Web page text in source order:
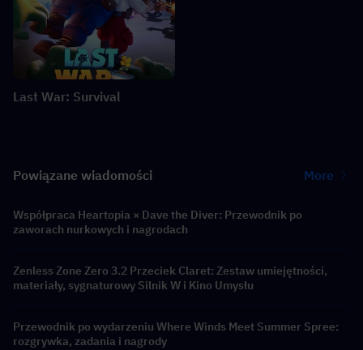
Last War: Survival
Powiązane wiadomości More
Współpraca Heartopia × Dave the Diver: Przewodnik po
zaworach nurkowych i nagrodach
Zenless Zone Zero 3.2 Przeciek Claret: Zestaw umiejętności,
materiały, sygnaturowy Silnik W i Kino Umysłu
Przewodnik po wydarzeniu Where Winds Meet Summer Spree:
rozgrywka, zadania i nagrody